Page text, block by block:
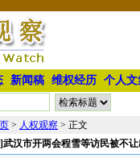
新闻稿 维权经历 个人文
> 人权观察 > 正文
武汉市开两会程雪等访民被不让